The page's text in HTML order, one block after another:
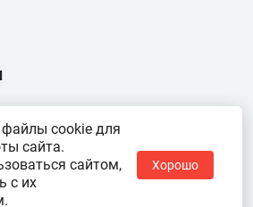
cookie для
сайта.
сайтом,
с их
Хорошо